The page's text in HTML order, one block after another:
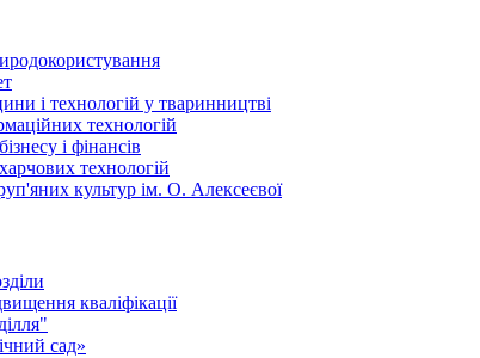
і технологій у тваринництві
технологій
і фінансів
технологій
культур ім. О. Алексеєвої
кваліфікації
сад»